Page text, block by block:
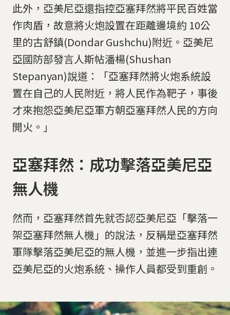
此外，亞美尼亞還指控亞塞拜然將平民百姓當
作肉盾，故意將火炮設置在距離邊境約 10公
里的古舒鎮(Dondar Gushchu)附近。亞美尼
亞國防部發言人斯帖潘楊(Shushan
Stepanyan)說道：「亞塞拜然將火炮系統設
置在自己的人民附近，將人民作為靶子，事後
才來抱怨亞美尼亞軍方朝亞塞拜然人民的方向
開火。」
亞塞拜然：成功擊落亞美尼亞
無人機
然而，亞塞拜然首先就否認亞美尼亞「擊落一
架亞塞拜然無人機」的說法，反稱是亞塞拜然
軍隊擊落亞美尼亞的無人機，並進一步指出連
亞美尼亞的火炮系統、操作人員都受到重創。